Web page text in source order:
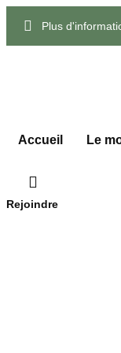
Plus
Accueil Le
Rejoindre